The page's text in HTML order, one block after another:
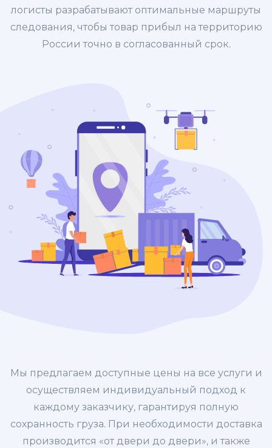
логисты разрабатывают оптимальные маршруты
следования, чтобы товар прибыл на территорию
России точно в согласованный срок.
Мы предлагаем доступные цены на все услуги и
осуществляем индивидуальный подход к
каждому заказчику, гарантируя полную
сохранность груза. При необходимости доставка
производится «от двери до двери», и также